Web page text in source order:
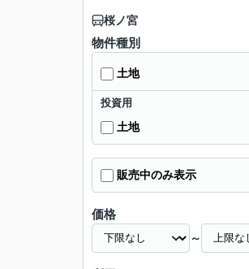
桜ノ宮
物件種別
土地
投資用
土地
販売中のみ表示
価格
～